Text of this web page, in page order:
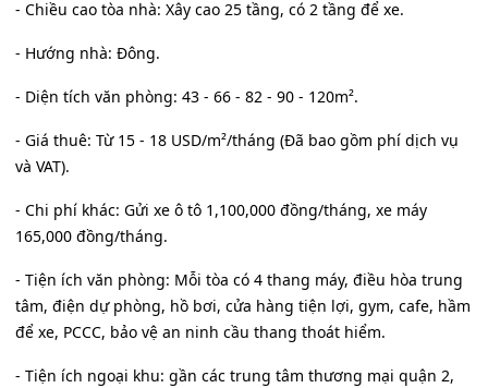
- Chiều cao tòa nhà: Xây cao 25 tầng, có 2 tầng để xe.
- Hướng nhà: Đông.
- Diện tích văn phòng: 43 - 66 - 82 - 90 - 120m².
- Giá thuê: Từ 15 - 18 USD/m²/tháng (Đã bao gồm phí dịch vụ
và VAT).
- Chi phí khác: Gửi xe ô tô 1,100,000 đồng/tháng, xe máy
165,000 đồng/tháng.
- Tiện ích văn phòng: Mỗi tòa có 4 thang máy, điều hòa trung
tâm, điện dự phòng, hồ bơi, cửa hàng tiện lợi, gym, cafe, hầm
để xe, PCCC, bảo vệ an ninh cầu thang thoát hiểm.
- Tiện ích ngoại khu: gần các trung tâm thương mại quận 2,